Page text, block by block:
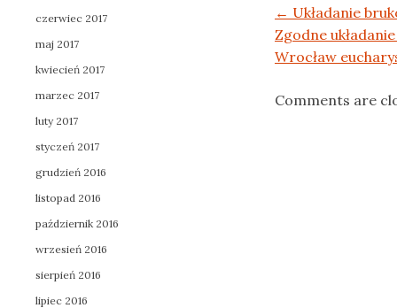
Post navigation
← Układanie
Zgodne
Wrocław
Comments are
czerwiec 2017
maj 2017
kwiecień 2017
marzec 2017
luty 2017
styczeń 2017
grudzień 2016
listopad 2016
październik 2016
wrzesień 2016
sierpień 2016
lipiec 2016